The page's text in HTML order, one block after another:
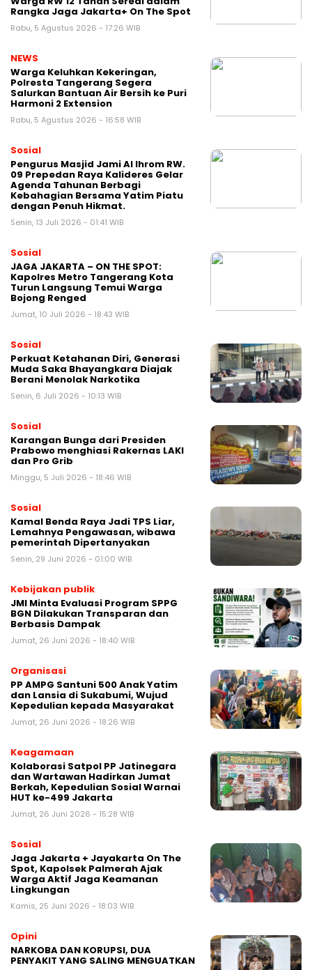
Rangka Jaga Jakarta+ On The Spot
Rabu, 5 Agustus 2026 - 17:26 WIB
NEWS
Warga Keluhkan Kekeringan,
Polresta Tangerang Segera
Salurkan Bantuan Air Bersih ke Puri
Harmoni 2 Extension
Rabu, 5 Agustus 2026 - 16:58 WIB
Sosial
Pengurus Masjid Jami Al Ihrom RW.
09 Prepedan Raya Kalideres Gelar
Agenda Tahunan Berbagi
Kebahagian Bersama Yatim Piatu
dengan Penuh Hikmat.
Senin, 13 Juli 2026 - 01:41 WIB
Sosial
JAGA JAKARTA – ON THE SPOT:
Kapolres Metro Tangerang Kota
Turun Langsung Temui Warga
Bojong Renged
Jumat, 10 Juli 2026 - 18:43 WIB
Sosial
Perkuat Ketahanan Diri, Generasi
Muda Saka Bhayangkara Diajak
Berani Menolak Narkotika
Senin, 6 Juli 2026 - 10:13 WIB
Sosial
Karangan Bunga dari Presiden
Prabowo menghiasi Rakernas LAKI
dan Pro Grib
Minggu, 5 Juli 2026 - 18:46 WIB
Sosial
Kamal Benda Raya Jadi TPS Liar,
Lemahnya Pengawasan, wibawa
pemerintah Dipertanyakan
Senin, 29 Juni 2026 - 01:00 WIB
Kebijakan publik
JMI Minta Evaluasi Program SPPG
BGN Dilakukan Transparan dan
Berbasis Dampak
Jumat, 26 Juni 2026 - 18:40 WIB
Organisasi
PP AMPG Santuni 500 Anak Yatim
dan Lansia di Sukabumi, Wujud
Kepedulian kepada Masyarakat
Jumat, 26 Juni 2026 - 18:26 WIB
Keagamaan
Kolaborasi Satpol PP Jatinegara
dan Wartawan Hadirkan Jumat
Berkah, Kepedulian Sosial Warnai
HUT ke-499 Jakarta
Jumat, 26 Juni 2026 - 15:28 WIB
Sosial
Jaga Jakarta + Jayakarta On The
Spot, Kapolsek Palmerah Ajak
Warga Aktif Jaga Keamanan
Lingkungan
Kamis, 25 Juni 2026 - 18:03 WIB
Opini
NARKOBA DAN KORUPSI, DUA
PENYAKIT YANG SALING MENGUATKAN